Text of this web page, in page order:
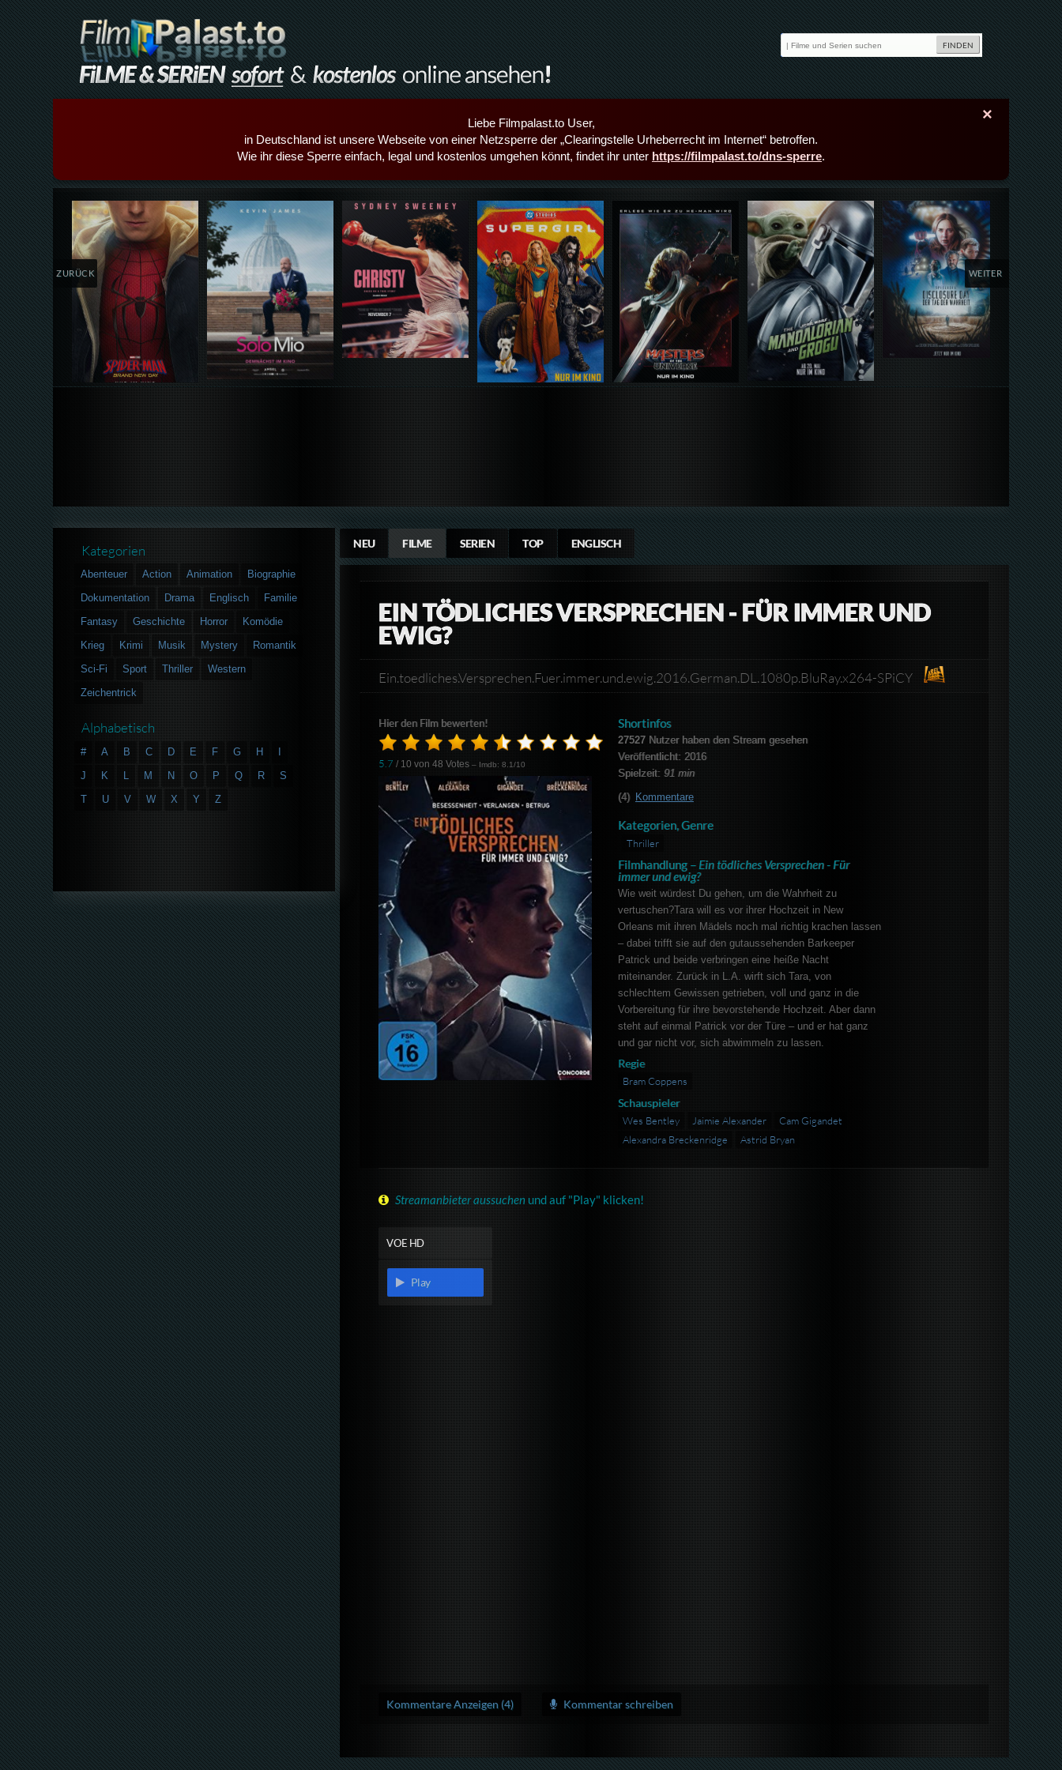
×
Liebe Filmpalast.to User,
in Deutschland ist unsere Webseite von einer Netzsperre der „Clearingstelle Urheberrecht im Internet“ betroffen.
Wie ihr diese Sperre einfach, legal und kostenlos umgehen könnt, findet ihr unter https://filmpalast.to/dns-sperre.
Details,Play Details,Play Details,Play Details,Play Details,Play Details,Play Details,Play
ZURÜCK WEITER
NEU FILME SERIEN TOP ENGLISCH
EIN TÖDLICHES VERSPRECHEN - FÜR IMMER UND
EWIG?
Ein.toedliches.Versprechen.Fuer.immer.und.ewig.2016.German.DL.1080p.BluRay.x264-SPiCY
Hier den Film bewerten!
5.7 / 10 von48 Votes – Imdb: 8.1/10
Shortinfos
27527Nutzer haben den Stream gesehen
Veröffentlicht: 2016
Spielzeit: 91 min
(4) Kommentare
Kategorien, Genre
Thriller
Filmhandlung –Ein tödliches Versprechen - Für
immer und ewig?
Wie weit würdest Du gehen, um die Wahrheit zu
vertuschen?Tara will es vor ihrer Hochzeit in New
Orleans mit ihren Mädels noch mal richtig krachen lassen
– dabei trifft sie auf den gutaussehenden Barkeeper
Patrick und beide verbringen eine heiße Nacht
miteinander. Zurück in L.A. wirft sich Tara, von
schlechtem Gewissen getrieben, voll und ganz in die
Vorbereitung für ihre bevorstehende Hochzeit. Aber dann
steht auf einmal Patrick vor der Türe – und er hat ganz
und gar nicht vor, sich abwimmeln zu lassen.
Regie
Bram Coppens
Schauspieler
Wes Bentley Jaimie Alexander
Cam Gigandet
Alexandra Breckenridge
Astrid Bryan
Streamanbieter aussuchen und auf "Play" klicken!
VOE HD
Play
Kommentare Anzeigen (4) Kommentar schreiben
Kategorien
Abenteuer Action Animation
Biographie
Dokumentation
Drama Englisch
Familie
Fantasy
Geschichte Horror
Komödie
Krieg
Krimi Musik Mystery
Romantik
Sci-Fi
Sport Thriller
Western
Zeichentrick
Alphabetisch
# A B C D E F G H
J
K L M N O P Q R
S
T
U V W X Y Z